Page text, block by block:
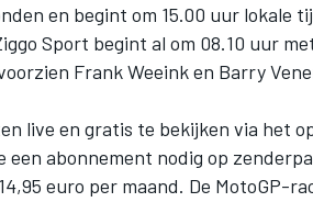
en begint om 15.00 uur lokale
Sport begint al om 08.10 uur
Frank Weeink en Barry
live en gratis te bekijken via het
abonnement nodig op
euro per maand. De MotoGP-